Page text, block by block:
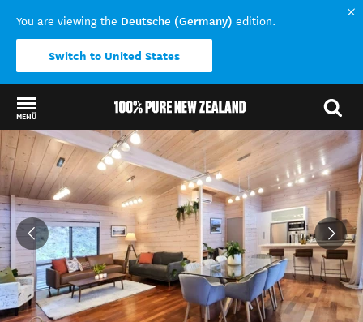
You are viewing the Deutsche (Germany) edition.
Switch to United States
MENÜ
Back to my results